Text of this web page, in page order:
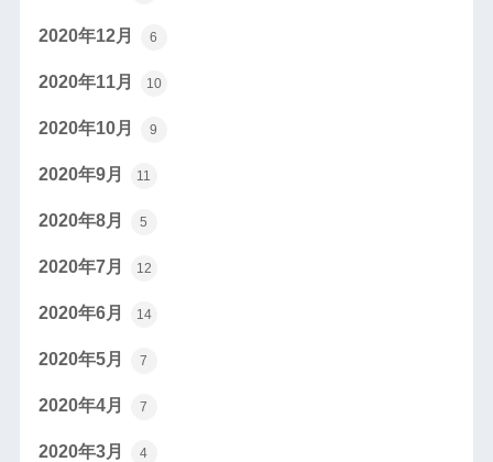
2020年12月 6
2020年11月 10
2020年10月 9
2020年9月 11
2020年8月 5
2020年7月 12
2020年6月 14
2020年5月 7
2020年4月 7
2020年3月 4